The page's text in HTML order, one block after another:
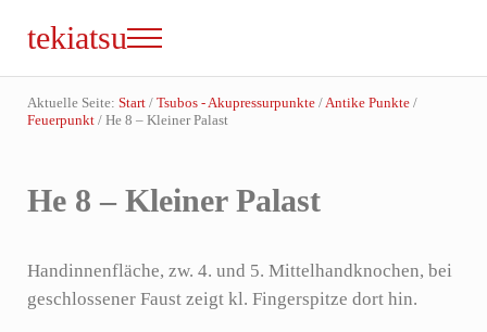
tekiatsu Menu
Aktuelle Seite: Start / Tsubos - Akupressurpunkte /Antike Punkte /
Feuerpunkt /He 8 – Kleiner Palast
He 8 – Kleiner Palast
Handinnenfläche, zw. 4. und 5. Mittelhandknochen, bei
geschlossener Faust zeigt kl. Fingerspitze dort hin.